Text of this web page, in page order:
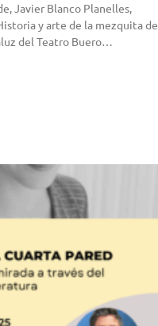
Javier Blanco Planelles,
y arte de la mezquita de
del Teatro Buero…